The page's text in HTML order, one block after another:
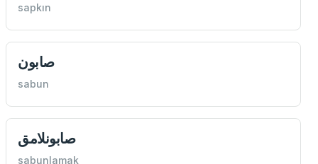
sapkın
صابون
sabun
صابونلامق
sabunlamak